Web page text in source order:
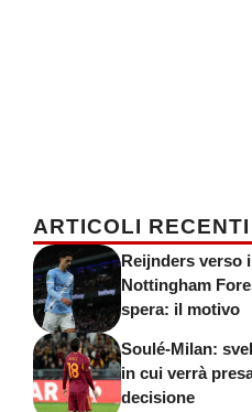
ARTICOLI RECENTI
Reijnders verso
Nottingham
spera: il motivo
Soulé-Milan:
in cui verrà
decisione